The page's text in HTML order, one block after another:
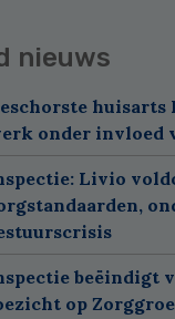
nieuws
huisarts
onder invloed
Livio
beëindigt
op